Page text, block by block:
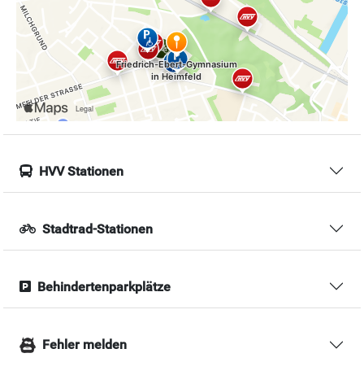
HVV Stationen
Stadtrad-Stationen
Behindertenparkplätze
Fehler melden